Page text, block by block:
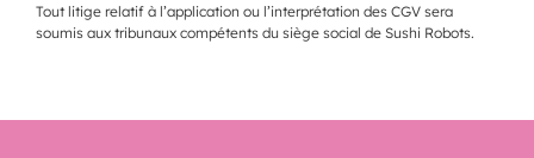
Tout litige relatif à l’application ou l’interprétation des CGV sera
soumis aux tribunaux compétents du siège social de Sushi Robots.